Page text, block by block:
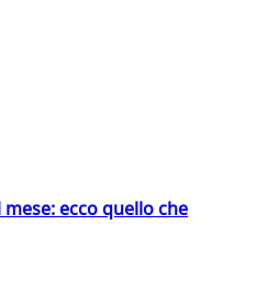
ecco quello che